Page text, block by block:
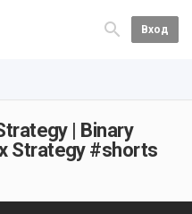
Вход
| Binary
Strategy #shorts